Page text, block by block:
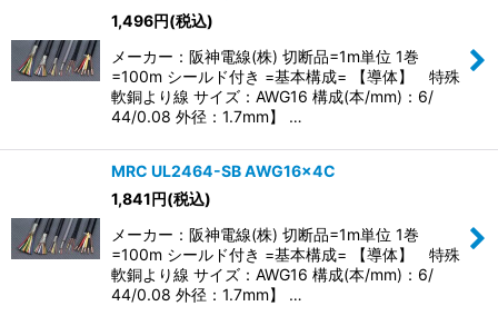
1,496円(税込)
メーカー：阪神電線(株) 切断品=1m単位 1巻
=100m シールド付き =基本構成= 【導体】 特殊
軟銅より線 サイズ：AWG16 構成(本/mm)：6/
44/0.08 外径：1.7mm】 …
MRC UL2464-SB AWG16×4C
1,841円(税込)
メーカー：阪神電線(株) 切断品=1m単位 1巻
=100m シールド付き =基本構成= 【導体】 特殊
軟銅より線 サイズ：AWG16 構成(本/mm)：6/
44/0.08 外径：1.7mm】 …